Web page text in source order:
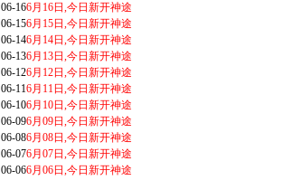
06-166月16日,今日新开神途
06-156月15日,今日新开神途
06-146月14日,今日新开神途
06-136月13日,今日新开神途
06-126月12日,今日新开神途
06-116月11日,今日新开神途
06-106月10日,今日新开神途
06-096月09日,今日新开神途
06-086月08日,今日新开神途
06-076月07日,今日新开神途
06-066月06日,今日新开神途